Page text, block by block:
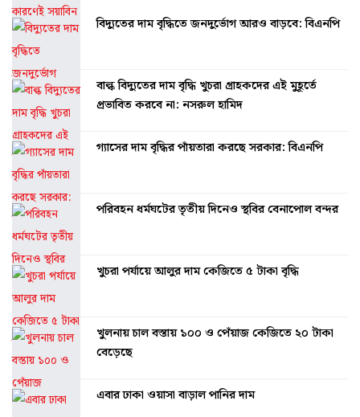
বিদ্যুতের দাম বৃদ্ধিতে জনদুর্ভোগ আরও বাড়বে: বিএনপি
বাল্ক বিদ্যুতের দাম বৃদ্ধি খুচরা গ্রাহকদের এই মুহূর্তে
প্রভাবিত করবে না: নসরুল হামিদ
গ্যাসের দাম বৃদ্ধির পাঁয়তারা করছে সরকার: বিএনপি
পরিবহন ধর্মঘটের তৃতীয় দিনেও স্থবির বেনাপোল বন্দর
খুচরা পর্যায়ে আলুর দাম কেজিতে ৫ টাকা বৃদ্ধি
খুলনায় চাল বস্তায় ১০০ ও পেঁয়াজ কেজিতে ২০ টাকা
বেড়েছে
এবার ঢাকা ওয়াসা বাড়াল পানির দাম